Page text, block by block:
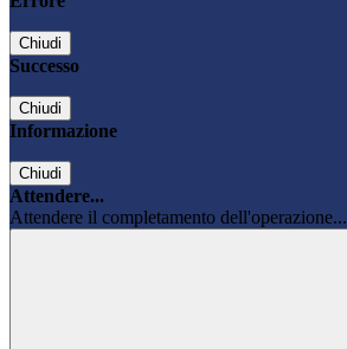
Chiudi
Successo
Chiudi
Informazione
Chiudi
Attendere...
Attendere il completamento dell'operazione...